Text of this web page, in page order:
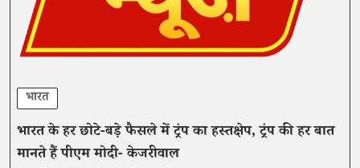
भारत
भारत के हर छोटे-बड़े फैसले में ट्रंप का हस्तक्षेप, ट्रंप की हर बात
मानते हैं पीएम मोदी- केजरीवाल